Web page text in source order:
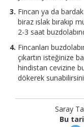
Fincan ya da
biraz ıslak bırakıp
2-3 saat
Fincanları
çıkartın isteğinize
hindistan cevizine
dökerek
Saray
Bu